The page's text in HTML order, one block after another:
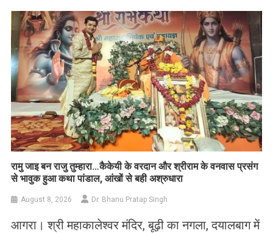
रामु जाइ बन राजु तुम्हारा…कैकेयी के वरदान और श्रीराम के वनवास प्रसंग
से भावुक हुआ कथा पांडाल, आंखों से बही अश्रुधारा
August 8, 2026 Dr. Bhanu Pratap Singh
आगरा। श्री महाकालेश्वर मंदिर, बूढ़ी का नगला, दयालबाग में